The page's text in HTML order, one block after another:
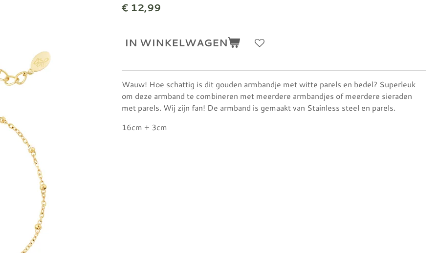
€ 12,99
IN WINKELWAGEN
Wauw! Hoe schattig is dit gouden armbandje met witte parels en bedel? Superleuk
om deze armband te combineren met meerdere armbandjes of meerdere sieraden
met parels. Wij zijn fan! De armband is gemaakt van Stainless steel en parels.
16cm + 3cm